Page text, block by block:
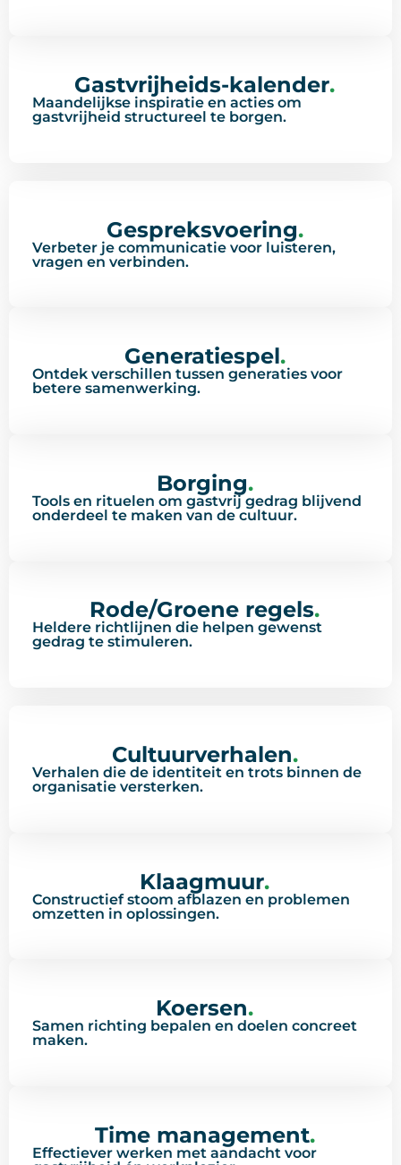
Gastvrijheids-kalender.
Maandelijkse inspiratie en acties om
gastvrijheid structureel te borgen.
Gespreksvoering.
Verbeter je communicatie voor luisteren,
vragen en verbinden.
Generatiespel.
Ontdek verschillen tussen generaties voor
betere samenwerking.
Borging.
Tools en rituelen om gastvrij gedrag blijvend
onderdeel te maken van de cultuur.
Rode/Groene regels.
Heldere richtlijnen die helpen gewenst
gedrag te stimuleren.
Cultuurverhalen.
Verhalen die de identiteit en trots binnen de
organisatie versterken.
Klaagmuur.
Constructief stoom afblazen en problemen
omzetten in oplossingen.
Koersen.
Samen richting bepalen en doelen concreet
maken.
Time management.
Effectiever werken met aandacht voor